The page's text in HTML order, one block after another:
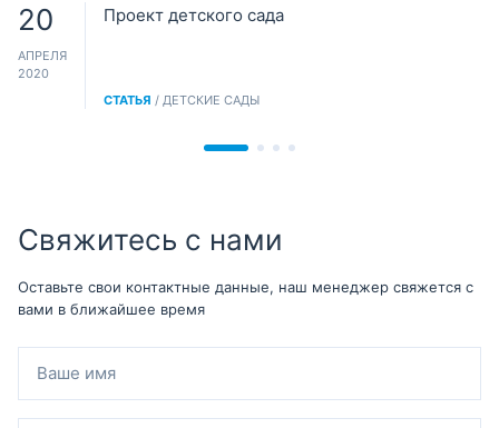
20
АПРЕЛЯ
2020
Проект детского сада
СТАТЬЯ / ДЕТСКИЕ САДЫ
Свяжитесь с нами
Оставьте свои контактные данные, наш менеджер свяжется с
вами в ближайшее время